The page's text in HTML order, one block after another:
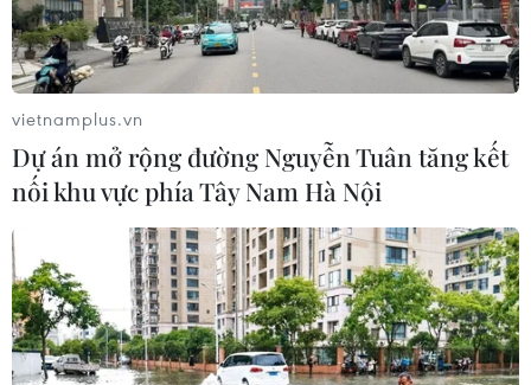
vietnamplus.vn
Dự án mở rộng đường Nguyễn Tuân tăng kết
nối khu vực phía Tây Nam Hà Nội